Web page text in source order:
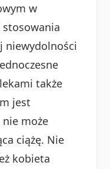
w
stosowania
niewydolności
także
jest
nie może
ciążę. Nie
kobieta